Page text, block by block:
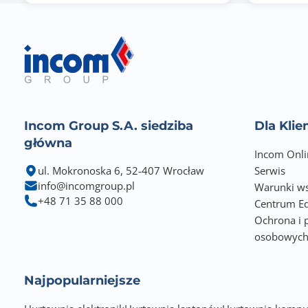
Waga brutto (kg)
Zawiera baterię / akumulator
Informacje dodatkowe
Incom Group S.A. siedziba
główna
ul. Mokronoska 6, 52-407 Wrocław
info@incomgroup.pl
+48 71 35 88 000
Dla
Incom
Serwis
Warunki
Centrum
Ochrona i
osobowych
Najpopularniejsze